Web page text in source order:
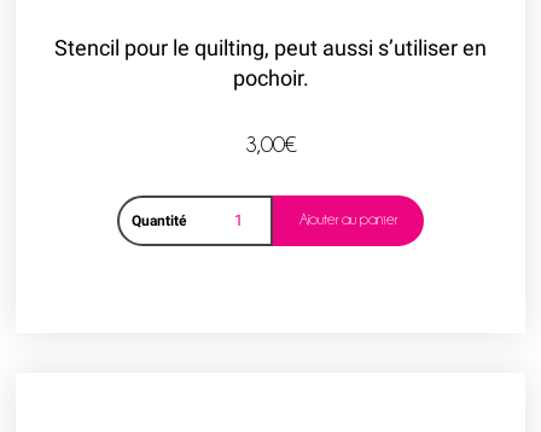
Stencil pour le quilting, peut aussi s’utiliser en
pochoir.
3,00€
Quantité Ajouter au panier